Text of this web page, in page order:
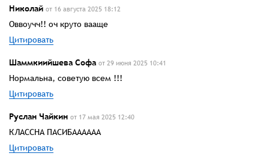
Николай от 16 августа 2025 18:12
Оввоучч!! оч круто вааще
Цитировать
Шаммкиийшева Софа от 29 июня 2025 10:41
Нормальна, советую всем !!!
Цитировать
Руслан Чайкин от 17 мая 2025 12:40
КЛАССНА ПАСИБАААААА
Цитировать